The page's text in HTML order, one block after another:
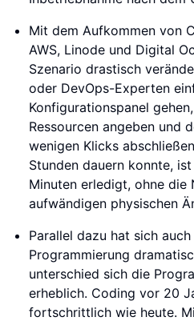
Mit dem Aufkommen von
AWS, Linode und Digital
Szenario drastisch
oder DevOps-Experten
Konfigurationspanel
Ressourcen angeben und
wenigen Klicks
Stunden dauern konnte,
Minuten erledigt, ohne
aufwändigen physischen
Parallel dazu hat sich
Programmierung
unterschied sich die
erheblich. Coding vor 20
fortschrittlich wie heute.